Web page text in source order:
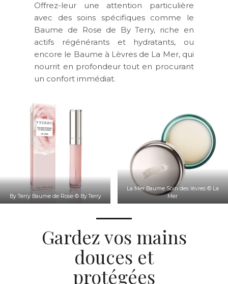
Offrez-leur une attention particulière
avec des soins spécifiques comme le
Baume de Rose de By Terry, riche en
actifs régénérants et hydratants, ou
encore le Baume à Lèvres de La Mer, qui
nourrit en profondeur tout en procurant
un confort immédiat.
By Terry Baume de Rose © By Terry
La Mer Baume Soin des lèvres © La
Mer
Gardez vos mains
douces et
protégées